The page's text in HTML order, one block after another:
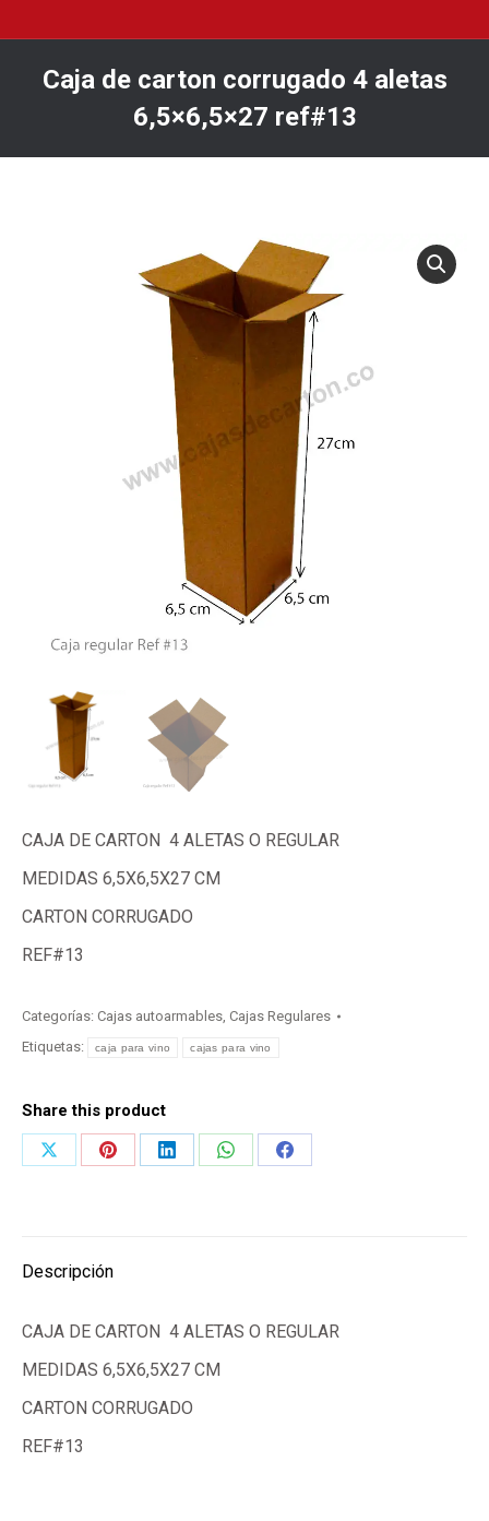
Caja de carton corrugado 4 aletas
6,5×6,5×27 ref#13
CAJA DE CARTON 4 ALETAS O REGULAR
MEDIDAS 6,5X6,5X27 CM
CARTON CORRUGADO
REF#13
Categorías: Cajas autoarmables Cajas Regulares
Etiquetas:
caja para vino cajas para vino
Share this product
Share
Share
Share
Share
Share
Descripción
CAJA DE CARTON 4 ALETAS O REGULAR
MEDIDAS 6,5X6,5X27 CM
CARTON CORRUGADO
REF#13